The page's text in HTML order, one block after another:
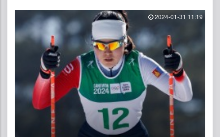
2024-01-31 11:19